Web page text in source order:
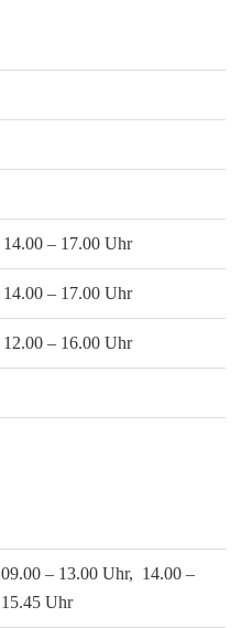
14.00 – 17.00 Uhr
14.00 – 17.00 Uhr
12.00 – 16.00 Uhr
09.00 – 13.00 Uhr, 14.00 –
15.45 Uhr